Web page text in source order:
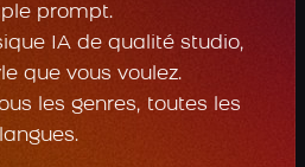
prompt.
IA de qualité studio,
que vous voulez.
les genres, toutes les
langues.